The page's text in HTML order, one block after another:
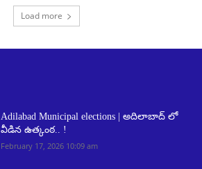
Load more
Adilabad Municipal elections | అదిలాబాద్ లో
వీడిన ఉత్కంఠ.. !
February 17, 2026 10:09 am